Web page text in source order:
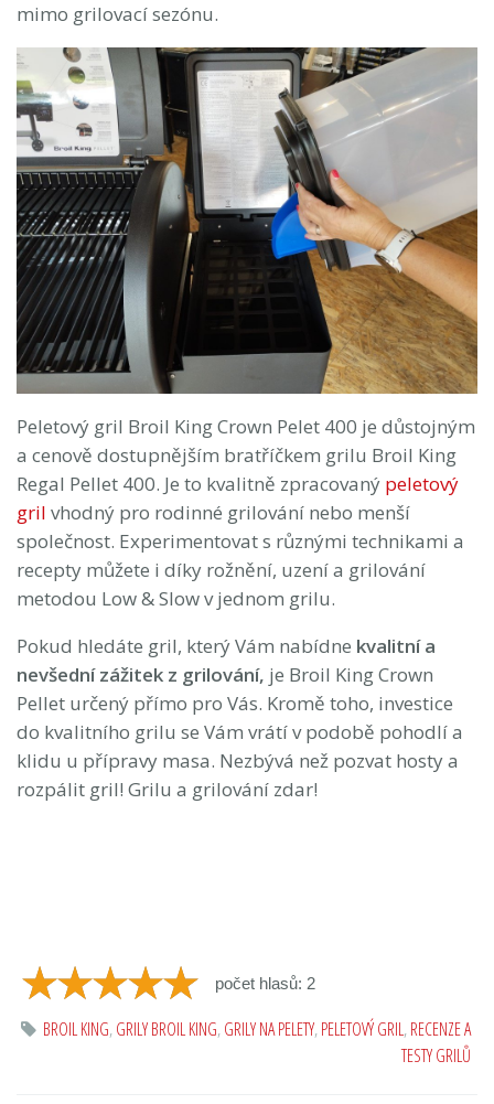
mimo grilovací sezónu.
Peletový gril Broil King Crown Pelet 400 je důstojným
a cenově dostupnějším bratříčkem grilu Broil King
Regal Pellet 400. Je to kvalitně zpracovaný peletový
gril vhodný pro rodinné grilování nebo menší
společnost. Experimentovat s různými technikami a
recepty můžete i díky rožnění, uzení a grilování
metodou Low & Slow v jednom grilu.
Pokud hledáte gril, který Vám nabídne kvalitní a
nevšední zážitek z grilování, je Broil King Crown
Pellet určený přímo pro Vás. Kromě toho, investice
do kvalitního grilu se Vám vrátí v podobě pohodlí a
klidu u přípravy masa. Nezbývá než pozvat hosty a
rozpálit gril! Grilu a grilování zdar!
počet hlasů: 2
BROIL KING,GRILY BROIL KING,GRILY NA PELETY,PELETOVÝ GRIL,RECENZE A
TESTY GRILŮ